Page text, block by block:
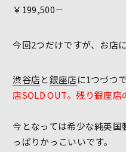
￥199,500－
今回2つだけですが、お店
渋谷店と銀座店に1つづつ
店SOLD OUT。残り銀座店
今となっては希少な純英
っぱりかっこいいです。